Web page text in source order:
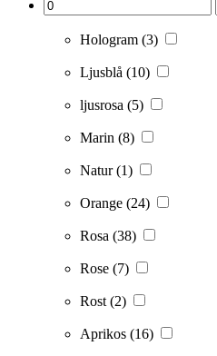
Hologram (3)
Ljusblå (10)
ljusrosa (5)
Marin (8)
Natur(1)
Orange (24)
Rosa (38)
Rose (7)
Rost (2)
Aprikos (16)